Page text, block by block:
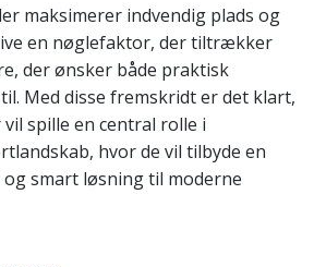
maksimerer indvendig plads og
en nøglefaktor, der tiltrækker
der ønsker både praktisk
Med disse fremskridt er det klart,
spille en central rolle i
hvor de vil tilbyde en
smart løsning til moderne